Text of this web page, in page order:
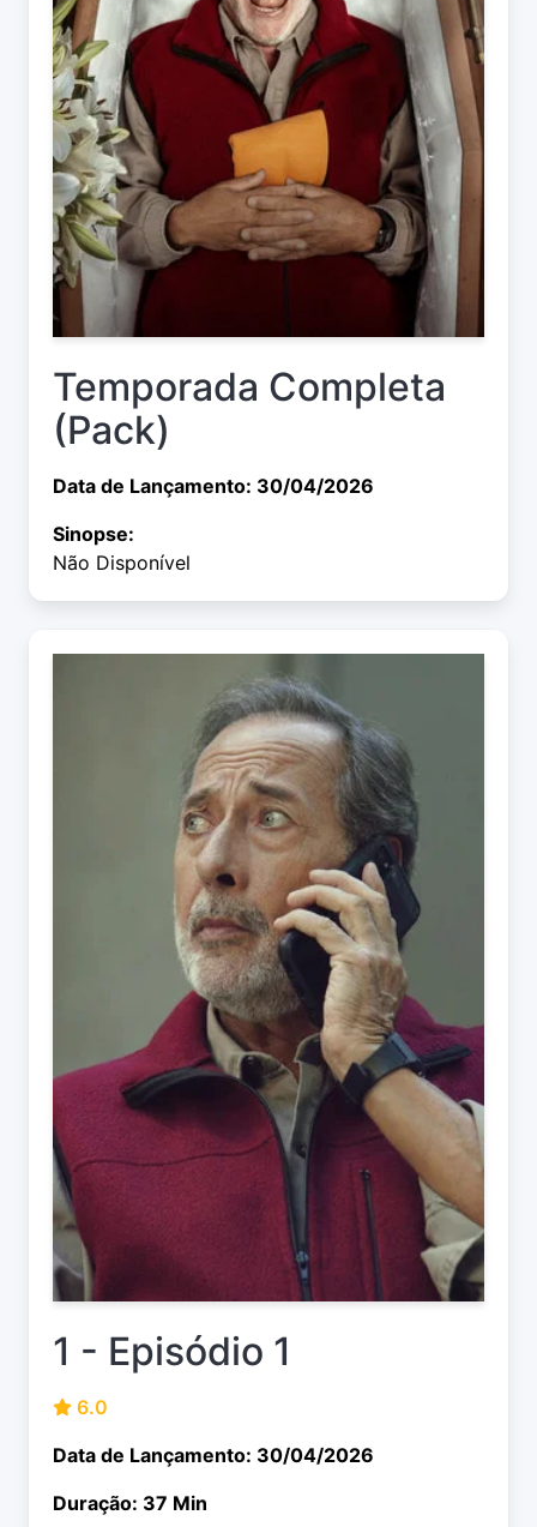
Temporada Completa
(Pack)
Data de Lançamento: 30/04/2026
Sinopse:
Não Disponível
1 - Episódio 1
6.0
Data de Lançamento: 30/04/2026
Duração: 37 Min